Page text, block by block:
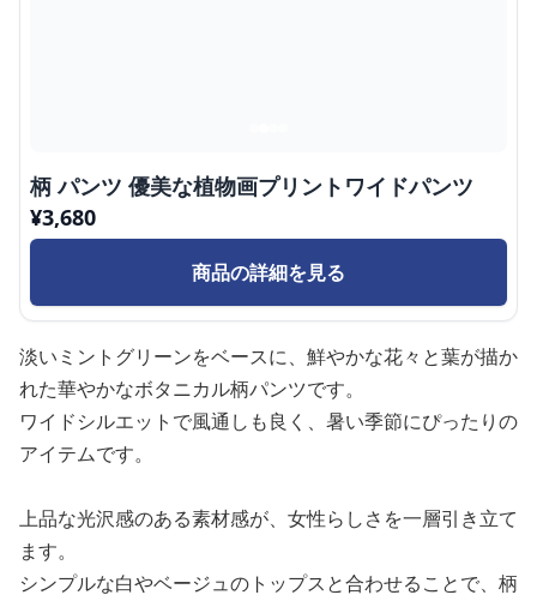
柄 パンツ 優美な植物画プリントワイドパンツ
¥3,680
商品の詳細を見る
淡いミントグリーンをベースに、鮮やかな花々と葉が描か
れた華やかなボタニカル柄パンツです。
ワイドシルエットで風通しも良く、暑い季節にぴったりの
アイテムです。
上品な光沢感のある素材感が、女性らしさを一層引き立て
ます。
シンプルな白やベージュのトップスと合わせることで、柄